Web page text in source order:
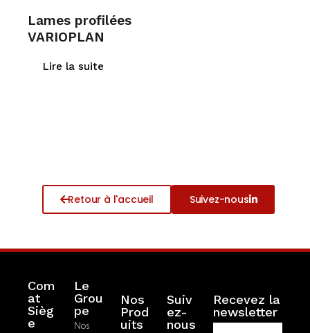
Lames profilées
VARIOPLAN
Lire la suite
Retour à l'accueil Suivez-nous
Com
at
Sièg
e
Le
Grou
pe
Nos
Nos
Prod
Uits
Suiv
ez-
nous
Recevez la
newsletter
RGPD